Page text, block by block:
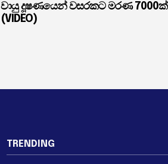
වායු දූෂණයෙන් වසරකට මරණ 7000ක්
(VIDEO)
TRENDING